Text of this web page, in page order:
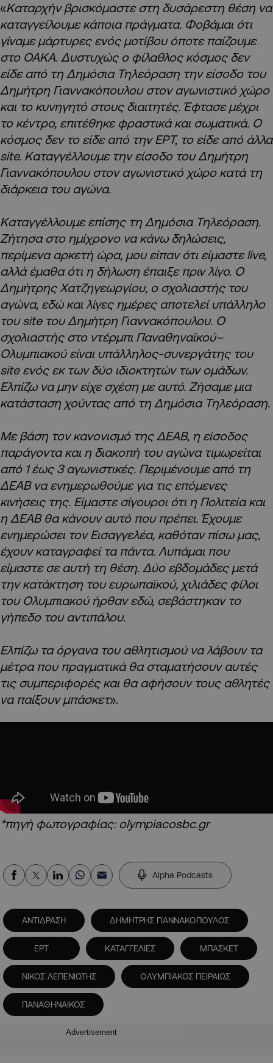
«Καταρχήν βρισκόμαστε στη δυσάρεστη θέση να
καταγγείλουμε κάποια πράγματα. Φοβάμαι ότι
γίναμε μάρτυρες ενός μοτίβου όποτε παίζουμε
στο ΟΑΚΑ. Δυστυχώς ο φίλαθλος κόσμος δεν
είδε από τη Δημόσια Τηλεόραση την είσοδο του
Δημήτρη Γιαννακόπουλου στον αγωνιστικό χώρο
και το κυνηγητό στους διαιτητές. Έφτασε μέχρι
το κέντρο, επιτέθηκε φραστικά και σωματικά. Ο
κόσμος δεν το είδε από την ΕΡΤ, το είδε από άλλα
site. Καταγγέλλουμε την είσοδο του Δημήτρη
Γιαννακόπουλου στον αγωνιστικό χώρο κατά τη
διάρκεια του αγώνα.
Καταγγέλλουμε επίσης τη Δημόσια Τηλεόραση.
Ζήτησα στο ημίχρονο να κάνω δηλώσεις,
περίμενα αρκετή ώρα, μου είπαν ότι είμαστε live,
αλλά έμαθα ότι η δήλωση έπαιξε πριν λίγο. Ο
Δημήτρης Χατζηγεωργίου, ο σχολιαστής του
αγώνα, εδώ και λίγες ημέρες αποτελεί υπάλληλο
του site του Δημήτρη Γιαννακόπουλου. Ο
σχολιαστής στο ντέρμπι Παναθηναϊκού–
Ολυμπιακού είναι υπάλληλος-συνεργάτης του
site ενός εκ των δύο ιδιοκτητών των ομάδων.
Ελπίζω να μην είχε σχέση με αυτό. Ζήσαμε μια
κατάσταση χούντας από τη Δημόσια Τηλεόραση.
Με βάση τον κανονισμό της ΔΕΑΒ, η είσοδος
παράγοντα και η διακοπή του αγώνα τιμωρείται
από 1 έως 3 αγωνιστικές. Περιμένουμε από τη
ΔΕΑΒ να ενημερωθούμε για τις επόμενες
κινήσεις της. Είμαστε σίγουροι ότι η Πολιτεία και
η ΔΕΑΒ θα κάνουν αυτό που πρέπει. Έχουμε
ενημερώσει τον Εισαγγελέα, καθόταν πίσω μας,
έχουν καταγραφεί τα πάντα. Λυπάμαι που
είμαστε σε αυτή τη θέση. Δύο εβδομάδες μετά
την κατάκτηση του ευρωπαϊκού, χιλιάδες φίλοι
του Ολυμπιακού ήρθαν εδώ, σεβάστηκαν το
γήπεδο του αντιπάλου.
Ελπίζω τα όργανα του αθλητισμού να λάβουν τα
μέτρα που πραγματικά θα σταματήσουν αυτές
τις συμπεριφορές και θα αφήσουν τους αθλητές
να παίξουν μπάσκετ».
*πηγή φωτογραφίας: olympiacosbc.gr
Alpha Podcasts
ΑΝΤΙΔΡΑΣΗ ΔΗΜΗΤΡΗΣ ΓΙΑΝΝΑΚΟΠΟΥΛΟΣ
ΕΡΤ ΚΑΤΑΓΓΕΛΙΕΣ ΜΠΑΣΚΕΤ
ΝΙΚΟΣ ΛΕΠΕΝΙΩΤΗΣ ΟΛΥΜΠΙΑΚΟΣ ΠΕΙΡΑΙΩΣ
ΠΑΝΑΘΗΝΑΙΚΟΣ
Advertisement